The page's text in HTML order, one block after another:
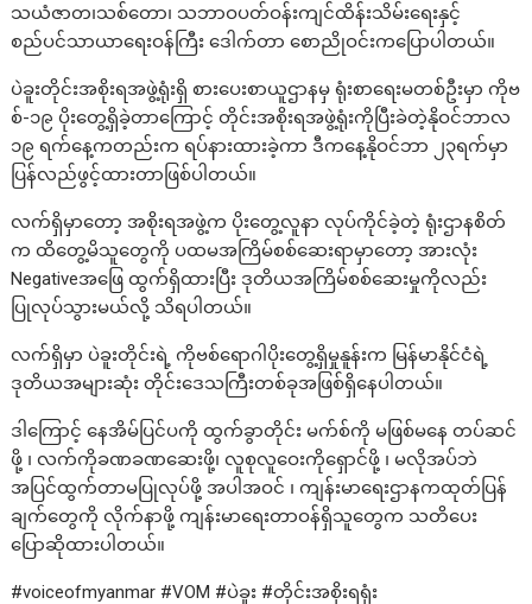
သယံဇာတ၊သစ်တော၊ သဘာဝပတ်ဝန်းကျင်ထိန်းသိမ်းရေးနှင့်
စည်ပင်သာယာရေးဝန်ကြီး ဒေါက်တာ စောညိုဝင်းကပြောပါတယ်။
ပဲခူးတိုင်းအစိုးရအဖွဲ့ရုံးရှိ စားပေးစာယူဌာနမှ ရုံးစာရေးမတစ်ဦးမှာ ကိုဗ
စ်-၁၉ ပိုးတွေ့ရှိခဲ့တာကြောင့် တိုင်းအစိုးရအဖွဲ့ရုံးကိုပြီးခဲတဲ့နိုဝင်ဘာလ
၁၉ ရက်နေ့ကတည်းက ရပ်နားထားခဲ့ကာ ဒီကနေ့နိုဝင်ဘာ ၂၃ရက်မှာ
ပြန်လည်ဖွင့်ထားတာဖြစ်ပါတယ်။
လက်ရှိမှာတော့ အစိုးရအဖွဲ့က ပိုးတွေ့လူနာ လုပ်ကိုင်ခဲ့တဲ့ ရုံးဌာနစိတ်
က ထိတွေ့မိသူတွေကို ပထမအကြိမ်စစ်ဆေးရာမှာတော့ အားလုံး
Negativeအဖြေ ထွက်ရှိထားပြီး ဒုတိယအကြိမ်စစ်ဆေးမှုကိုလည်း
ပြုလုပ်သွားမယ်လို့ သိရပါတယ်။
လက်ရှိမှာ ပဲခူးတိုင်းရဲ့ ကိုဗစ်ရောဂါပိုးတွေ့ရှိမှုနူန်းက မြန်မာနိုင်ငံရဲ့
ဒုတိယအများဆုံး တိုင်းဒေသကြီးတစ်ခုအဖြစ်ရှိနေပါတယ်။
ဒါကြောင့် နေအိမ်ပြင်ပကို ထွက်ခွာတိုင်း မက်စ်ကို မဖြစ်မနေ တပ်ဆင်
ဖို့ ၊ လက်ကိုခဏခဏဆေးဖို့၊ လူစုလူဝေးကိုရှောင်ဖို့ ၊ မလိုအပ်ဘဲ
အပြင်ထွက်တာမပြုလုပ်ဖို့ အပါအဝင် ၊ ကျန်းမာရေးဌာနကထုတ်ပြန်
ချက်တွေကို လိုက်နာဖို့ ကျန်းမာရေးတာဝန်ရှိသူတွေက သတိပေး
ပြောဆိုထားပါတယ်။
#voiceofmyanmar #VOM #ပဲခူး #တိုင်းအစိုးရရုံး